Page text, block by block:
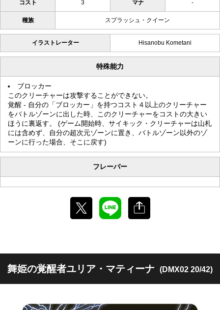
コスト 3 マナ -
種族 スプラッシュ・クイーン
イラストレーター Hisanobu Kometani
特殊能力
ブロッカー
このクリーチャーは攻撃することができない。
覚醒 - 自分の「ブロッカー」を持つコスト４以上のクリーチャー
をバトルゾーンに出した時、このクリーチャーをコストの大きい
ほうに裏返す。 (ゲーム開始時、サイキック・クリーチャーは山札
には含めず、自分の超次元ゾーンに置き、バトルゾーン以外のゾ
ーンに行った場合、そこに戻す)
フレーバー
舞姫の覚醒者ユリア・マティーナ (DMX02 20/42)